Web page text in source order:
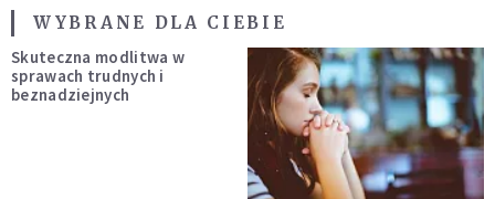
WYBRANE DLA CIEBIE
Skuteczna modlitwa w
sprawach trudnych i
beznadziejnych